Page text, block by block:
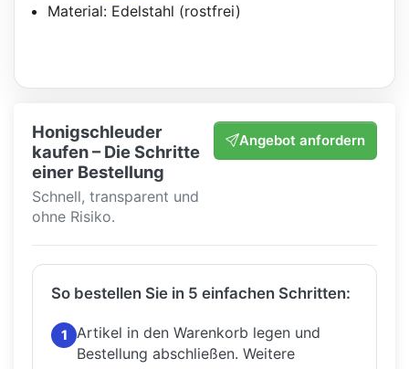
Material: Edelstahl (rostfrei)
Honigschleuder
kaufen – Die Schritte
einer Bestellung
Schnell, transparent und
ohne Risiko.
Angebot anfordern
So bestellen Sie in 5 einfachen Schritten:
1
Artikel in den Warenkorb legen und
Bestellung abschließen. Weitere